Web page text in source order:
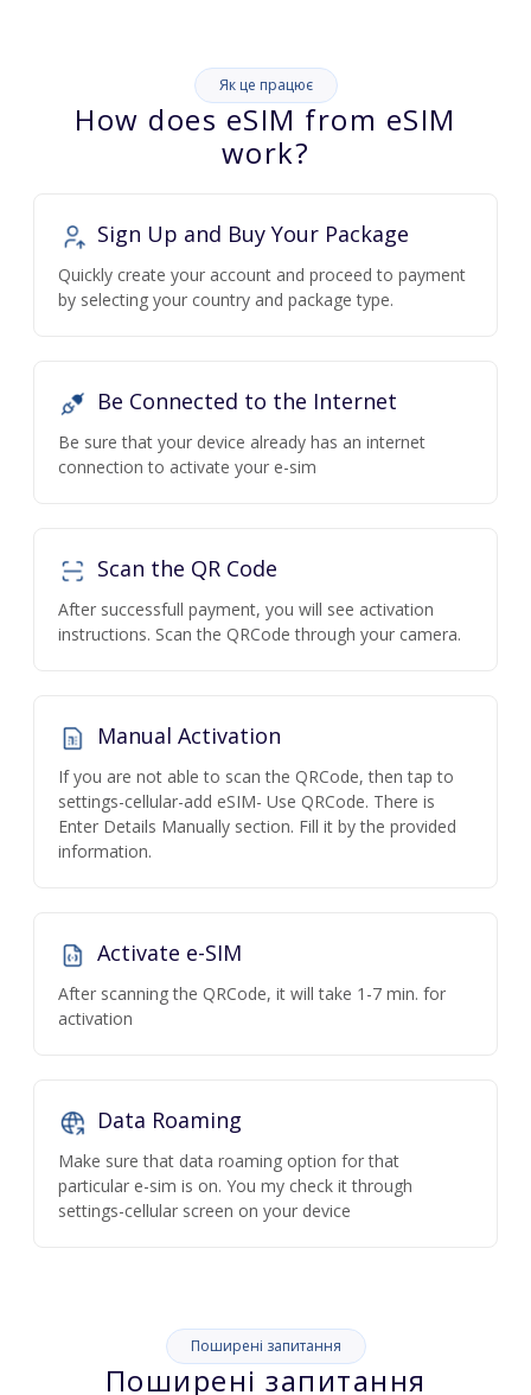
Як це працює
How does eSIM from eSIM
work?
Sign Up and Buy Your Package
Quickly create your account and proceed to payment
by selecting your country and package type.
Be Connected to the Internet
Be sure that your device already has an internet
connection to activate your e-sim
Scan the QR Code
After successfull payment, you will see activation
instructions. Scan the QRCode through your camera.
Manual Activation
If you are not able to scan the QRCode, then tap to
settings-cellular-add eSIM- Use QRCode. There is
Enter Details Manually section. Fill it by the provided
information.
Activate e-SIM
After scanning the QRCode, it will take 1-7 min. for
activation
Data Roaming
Make sure that data roaming option for that
particular e-sim is on. You my check it through
settings-cellular screen on your device
Поширені запитання
Поширені запитання